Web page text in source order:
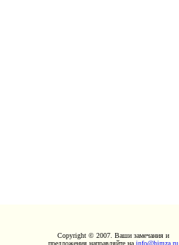
Copyright © 2007. Ваши замечания и
предложения направляйте на info@himza.ru